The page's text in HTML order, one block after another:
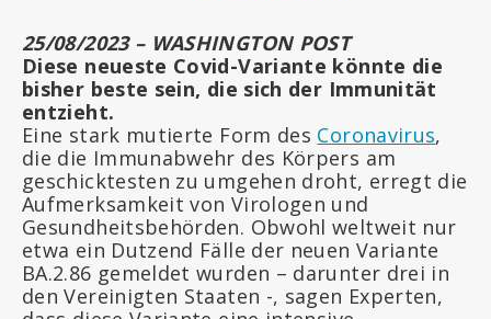
25/08/2023 – WASHINGTON POST
Diese neueste Covid-Variante könnte die
bisher beste sein, die sich der Immunität
entzieht.
Eine stark mutierte Form des Coronavirus,
die die Immunabwehr des Körpers am
geschicktesten zu umgehen droht, erregt die
Aufmerksamkeit von Virologen und
Gesundheitsbehörden. Obwohl weltweit nur
etwa ein Dutzend Fälle der neuen Variante
BA.2.86 gemeldet wurden – darunter drei in
den Vereinigten Staaten -, sagen Experten,